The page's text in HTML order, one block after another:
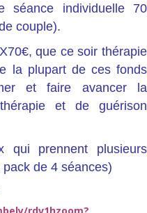
séance individuelle 70
couple).
que ce soir thérapie
la plupart de ces fonds
et faire avancer la
et de guérison
prennent plusieurs
de 4 séances)